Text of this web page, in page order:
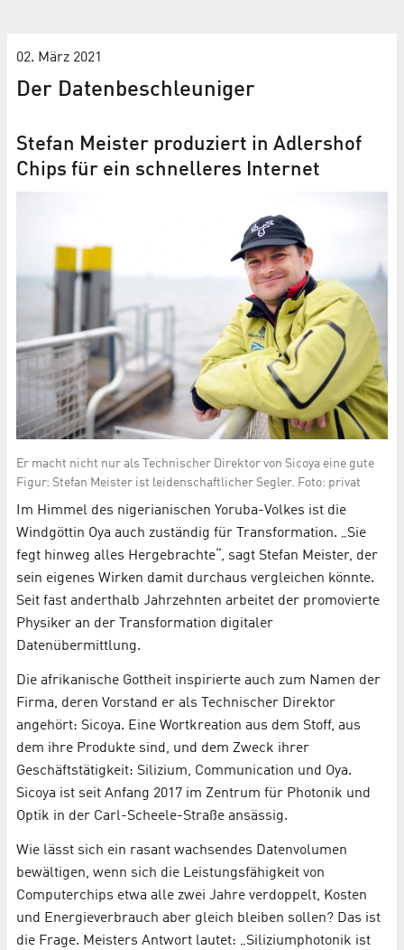
02. März 2021
Der Datenbeschleuniger
Stefan Meister produziert in Adlershof
Chips für ein schnelleres Internet
Er macht nicht nur als Technischer Direktor von Sicoya eine gute
Figur: Stefan Meister ist leidenschaftlicher Segler. Foto: privat
Im Himmel des nigerianischen Yoruba-Volkes ist die
Windgöttin Oya auch zuständig für Transformation. „Sie
fegt hinweg alles Hergebrachte“, sagt Stefan Meister, der
sein eigenes Wirken damit durchaus vergleichen könnte.
Seit fast anderthalb Jahrzehnten arbeitet der promovierte
Physiker an der Transformation digitaler
Datenübermittlung.
Die afrikanische Gottheit inspirierte auch zum Namen der
Firma, deren Vorstand er als Technischer Direktor
angehört: Sicoya. Eine Wortkreation aus dem Stoff, aus
dem ihre Produkte sind, und dem Zweck ihrer
Geschäftstätigkeit: Silizium, Communication und Oya.
Sicoya ist seit Anfang 2017 im Zentrum für Photonik und
Optik in der Carl-Scheele-Straße ansässig.
Wie lässt sich ein rasant wachsendes Datenvolumen
bewältigen, wenn sich die Leistungsfähigkeit von
Computerchips etwa alle zwei Jahre verdoppelt, Kosten
und Energieverbrauch aber gleich bleiben sollen? Das ist
die Frage. Meisters Antwort lautet: „Siliziumphotonik ist